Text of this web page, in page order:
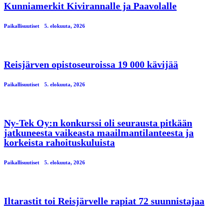
Kunniamerkit Kivirannalle ja Paavolalle
Paikallisuutiset 5. elokuuta, 2026
Reisjärven opistoseuroissa 19 000 kävijää
Paikallisuutiset 5. elokuuta, 2026
Ny-Tek Oy:n konkurssi oli seurausta pitkään
jatkuneesta vaikeasta maailmantilanteesta ja
korkeista rahoituskuluista
Paikallisuutiset 5. elokuuta, 2026
Iltarastit toi Reisjärvelle rapiat 72 suunnistajaa